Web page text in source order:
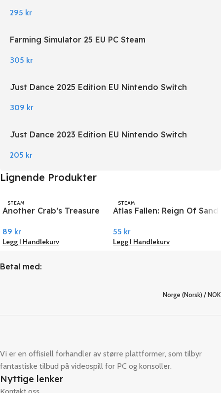
295 kr
Farming Simulator 25 EU PC Steam
305 kr
Just Dance 2025 Edition EU Nintendo Switch
309 kr
Just Dance 2023 Edition EU Nintendo Switch
205 kr
Lignende Produkter
STEAM
Another Crab’s Treasure
89 kr
Legg I Handlekurv
STEAM
Atlas Fallen: Reign Of Sand
55 kr
Legg I Handlekurv
Betal med:
Norge (Norsk) / NOK
Vi er en offisiell forhandler av større plattformer, som tilbyr
fantastiske tilbud på videospill for PC og konsoller.
Nyttige lenker